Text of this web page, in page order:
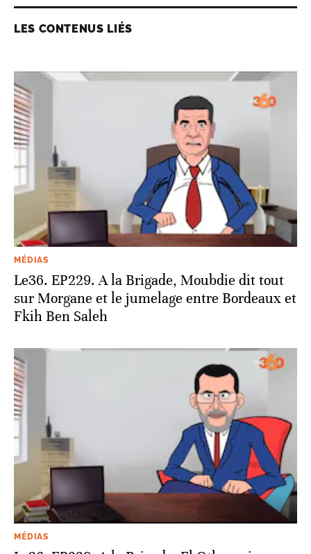
LES CONTENUS LIÉS
MÉDIAS
Le36. EP229. A la Brigade, Moubdie dit tout
sur Morgane et le jumelage entre Bordeaux et
Fkih Ben Saleh
MÉDIAS